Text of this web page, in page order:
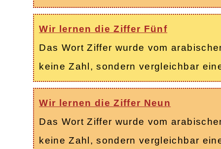
Wir lernen die Ziffer Fünf
Das Wort Ziffer wurde vom
keine Zahl, sondern vergleichbar
Wir lernen die Ziffer Neun
Das Wort Ziffer wurde vom
keine Zahl, sondern vergleichbar